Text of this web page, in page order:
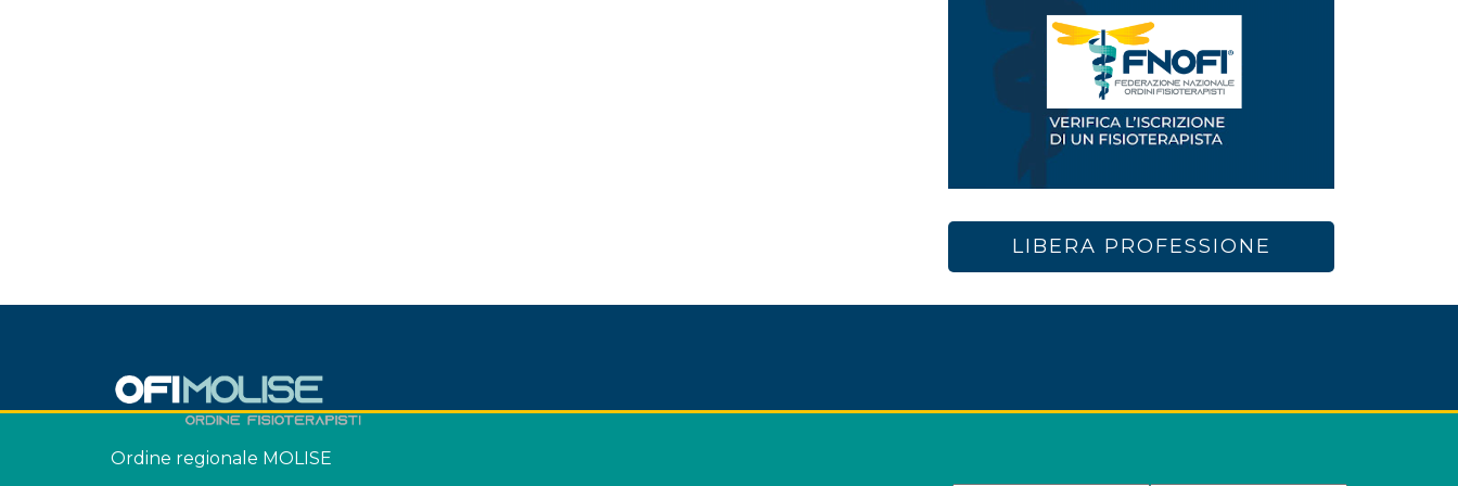
LIBERA PROFESSIONE
Ordine regionale MOLISE